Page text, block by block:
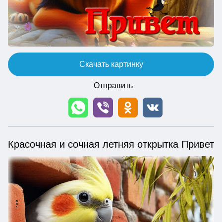
Скачать картинку
Отправить
Красочная и сочная летняя открытка Привет